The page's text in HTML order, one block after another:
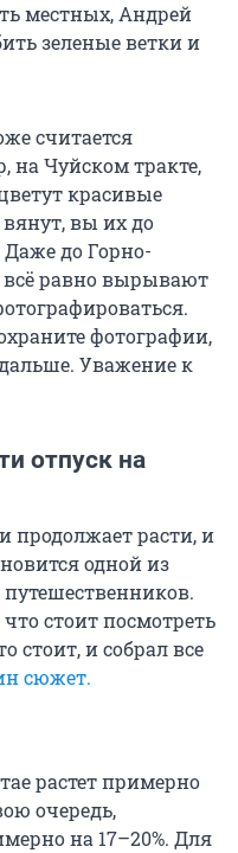
местных, Андрей
зеленые ветки и
считается
Чуйском тракте,
красивые
вы их до
Даже до Горно-
всё равно вырывают
фотографии,
Уважение к
отпуск на
продолжает расти, и
одной из
что стоит посмотреть
стоит, и собрал все
сюжет.
растет примерно
очередь,
на 17–20%. Для